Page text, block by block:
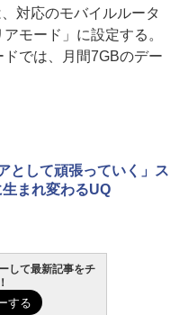
対応のモバイルルータ
モード」に設定する。
では、月間7GBのデー
として頑張っていく」ス
まれ変わるUQ
して最新記事をチ